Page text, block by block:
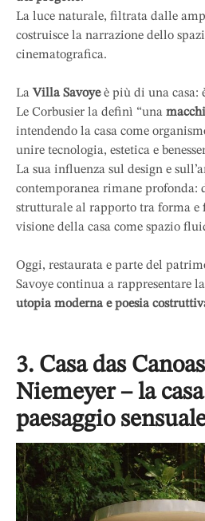
La luce naturale, filtrata dalle
costruisce la narrazione dello
cinematografica.
LaVilla Savoyeè più di una casa:
Le Corbusier la definì “una
intendendo la casa come
unire tecnologia, estetica e
La sua influenza sul design e
contemporanea rimane profonda:
strutturale al rapporto tra forma e
visione della casa come spazio
Oggi, restaurata e parte del
Savoye continua a rappresentare
utopia moderna e poesia
3. Casa das
Niemeyer – la
paesaggio